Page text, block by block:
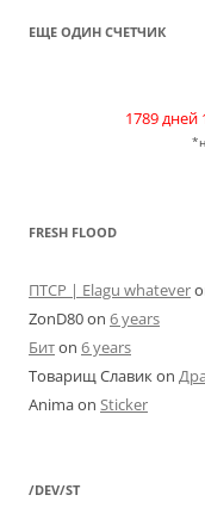
ЕЩЕ ОДИН СЧЕТЧИК
1789 дней
FRESH FLOOD
ПТСР | Elagu whatever
ZonD80on 6 years
Битon 6 years
Товарищ Славикon
Animaon Sticker
/DEV/ST